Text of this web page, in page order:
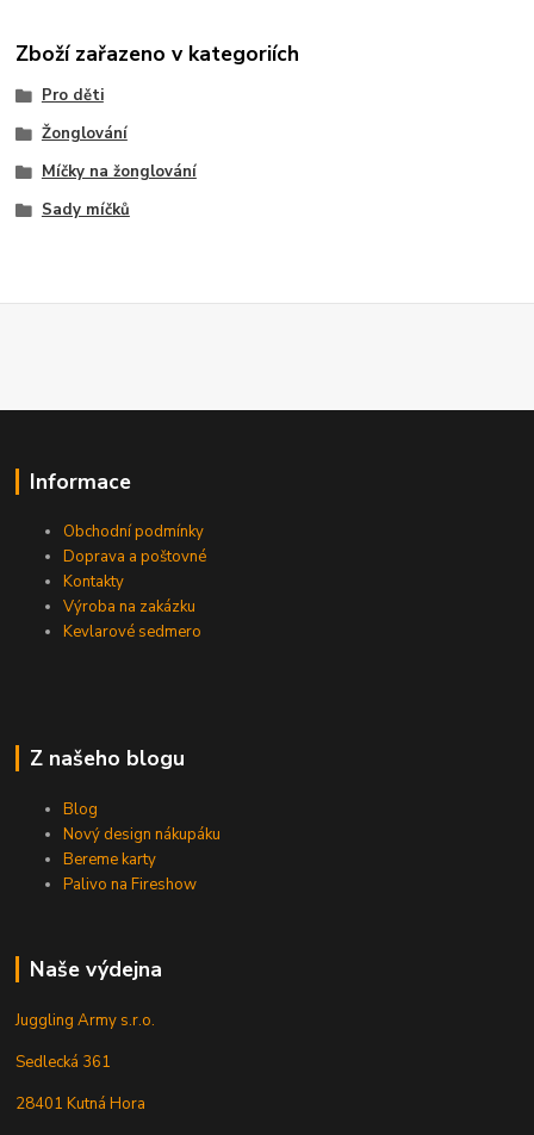
Zboží zařazeno v kategoriích
Pro děti
Žonglování
Míčky na žonglování
Sady míčků
Informace
Obchodní podmínky
Doprava a poštovné
Kontakty
Výroba na zakázku
Kevlarové sedmero
Z našeho blogu
Blog
Nový design nákupáku
Bereme karty
Palivo na Fireshow
Naše výdejna
Juggling Army s.r.o.
Sedlecká 361
28401 Kutná Hora